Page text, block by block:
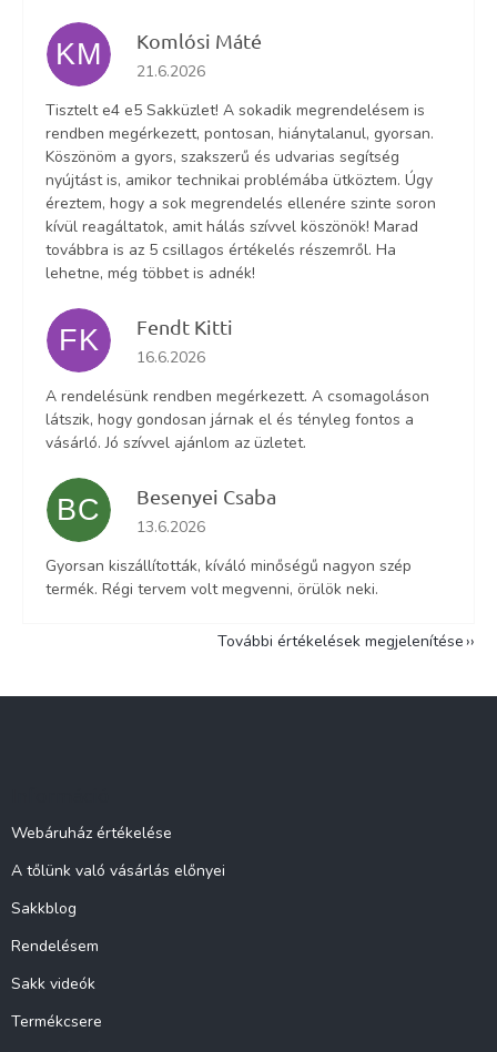
KM Komlósi Máté
Az áruház értékelése 5-ből 5 csillag.
21.6.2026
Tisztelt e4 e5 Sakküzlet! A sokadik megrendelésem is
rendben megérkezett, pontosan, hiánytalanul, gyorsan.
Köszönöm a gyors, szakszerű és udvarias segítség
nyújtást is, amikor technikai problémába ütköztem. Úgy
éreztem, hogy a sok megrendelés ellenére szinte soron
kívül reagáltatok, amit hálás szívvel köszönök! Marad
továbbra is az 5 csillagos értékelés részemről. Ha
lehetne, még többet is adnék!
FK Fendt Kitti
Az áruház értékelése 5-ből 5 csillag.
16.6.2026
A rendelésünk rendben megérkezett. A csomagoláson
látszik, hogy gondosan járnak el és tényleg fontos a
vásárló. Jó szívvel ajánlom az üzletet.
BC Besenyei Csaba
Az áruház értékelése 5-ből 5 csillag.
13.6.2026
Gyorsan kiszállították, kíváló minőségű nagyon szép
termék. Régi tervem volt megvenni, örülök neki.
További értékelések megjelenítése
Webáruház értékelése
A tőlünk való vásárlás előnyei
Sakkblog
Rendelésem
Sakk videók
Termékcsere